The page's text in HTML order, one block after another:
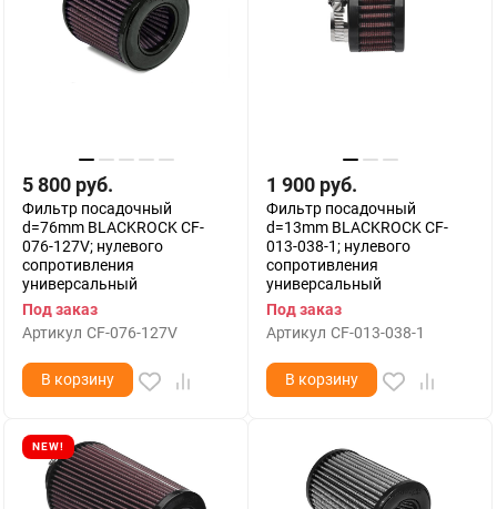
5 800 руб.
Фильтр посадочный
d=76mm BLACKROCK CF-
076-127V; нулевого
сопротивления
универсальный
Под заказ
Артикул CF-076-127V
В корзину
1 900 руб.
Фильтр посадочный
d=13mm BLACKROCK CF-
013-038-1; нулевого
сопротивления
универсальный
Под заказ
Артикул CF-013-038-1
В корзину
NEW!